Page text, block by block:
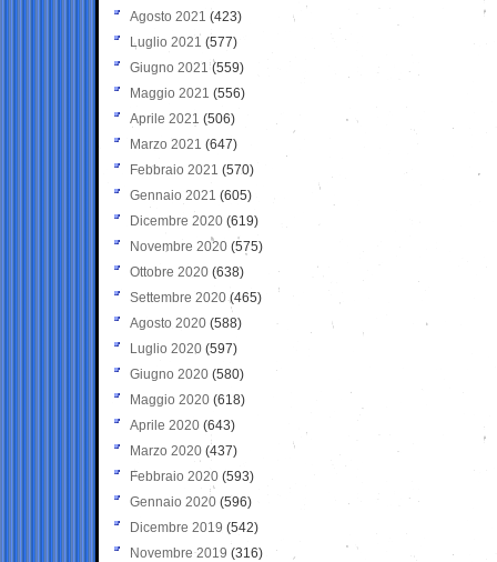
Agosto 2021 (423)
Luglio 2021 (577)
Giugno 2021(559)
Maggio 2021 (556)
Aprile 2021 (506)
Marzo 2021 (647)
Febbraio 2021 (570)
Gennaio 2021 (605)
Dicembre 2020 (619)
Novembre 2020 (575)
Ottobre 2020 (638)
Settembre 2020(465)
Agosto 2020 (588)
Luglio 2020 (597)
Giugno 2020 (580)
Maggio 2020 (618)
Aprile 2020 (643)
Marzo 2020 (437)
Febbraio 2020 (593)
Gennaio 2020 (596)
Dicembre 2019 (542)
Novembre 2019 (316)